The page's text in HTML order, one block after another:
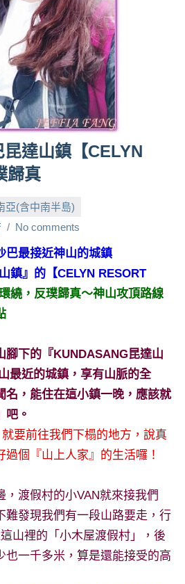
達山鎮【CELYN
歸真
亞(含中南半島)
No comments
最接近神山的城鎮
鎮』的【CELYN RESORT
繞，反璞歸真～神山攻頂路線
腳下的『KUNDASANG昆達山
最近的城鎮，享有山脈的全
名，能住在這小鎮一晚，應該就
吧。
要前往我們下榻的地方，說真
過個『山上人家』的生活囉！
，渡假村的小VAN就來接我們
難發現我們有一段山路要走，行
山裡的「小木屋渡假村」，後
也一千多米，算是還能接受的高